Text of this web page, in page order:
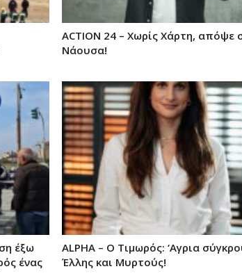
ACTION 24 – Χωρίς Χάρτη, απόψε
Νάουσα!
έξω
ένας
ALPHA – Ο Τιμωρός: ‘Αγρια
Έλλης και Μυρτούς!